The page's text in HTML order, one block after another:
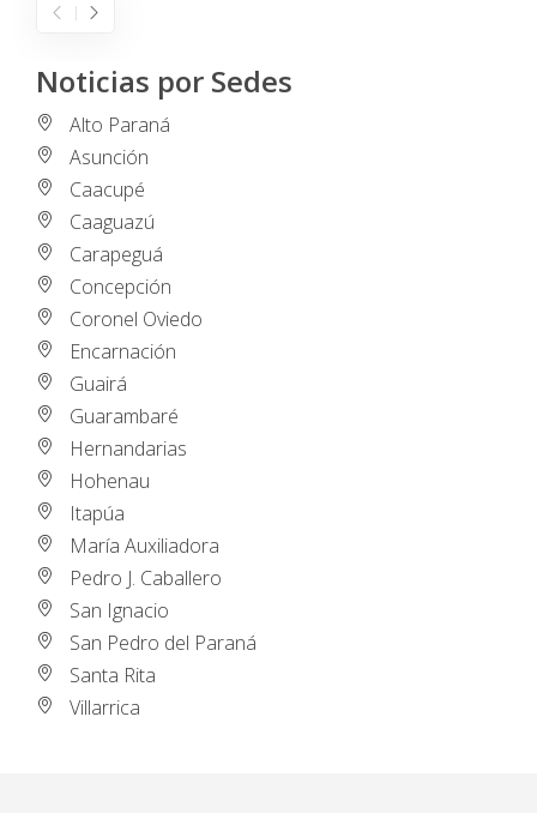
Noticias por Sedes
Alto Paraná
Asunción
Caacupé
Caaguazú
Carapeguá
Concepción
Coronel Oviedo
Encarnación
Guairá
Guarambaré
Hernandarias
Hohenau
Itapúa
María Auxiliadora
Pedro J. Caballero
San Ignacio
San Pedro del Paraná
Santa Rita
Villarrica